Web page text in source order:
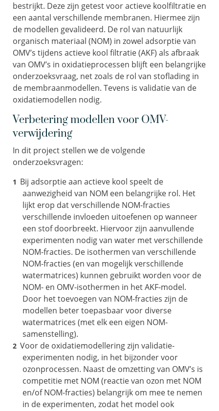
bestrijkt. Deze zijn getest voor actieve koolfiltratie en
een aantal verschillende membranen. Hiermee zijn
de modellen gevalideerd. De rol van natuurlijk
organisch materiaal (NOM) in zowel adsorptie van
OMV’s tijdens actieve kool filtratie (AKF) als afbraak
van OMV’s in oxidatieprocessen blijft een belangrijke
onderzoeksvraag, net zoals de rol van stoflading in
de membraanmodellen. Tevens is validatie van de
oxidatiemodellen nodig.
Verbetering modellen voor OMV-
verwijdering
In dit project stellen we de volgende
onderzoeksvragen:
Bij adsorptie aan actieve kool speelt de
aanwezigheid van NOM een belangrijke rol. Het
lijkt erop dat verschillende NOM-fracties
verschillende invloeden uitoefenen op wanneer
een stof doorbreekt. Hiervoor zijn aanvullende
experimenten nodig van water met verschillende
NOM-fracties. De isothermen van verschillende
NOM-fracties (en van mogelijk verschillende
watermatrices) kunnen gebruikt worden voor de
NOM- en OMV-isothermen in het AKF-model.
Door het toevoegen van NOM-fracties zijn de
modellen beter toepasbaar voor diverse
watermatrices (met elk een eigen NOM-
samenstelling).
Voor de oxidatiemodellering zijn validatie-
experimenten nodig, in het bijzonder voor
ozonprocessen. Naast de omzetting van OMV’s is
competitie met NOM (reactie van ozon met NOM
en/of NOM-fracties) belangrijk om mee te nemen
in de experimenten, zodat het model ook